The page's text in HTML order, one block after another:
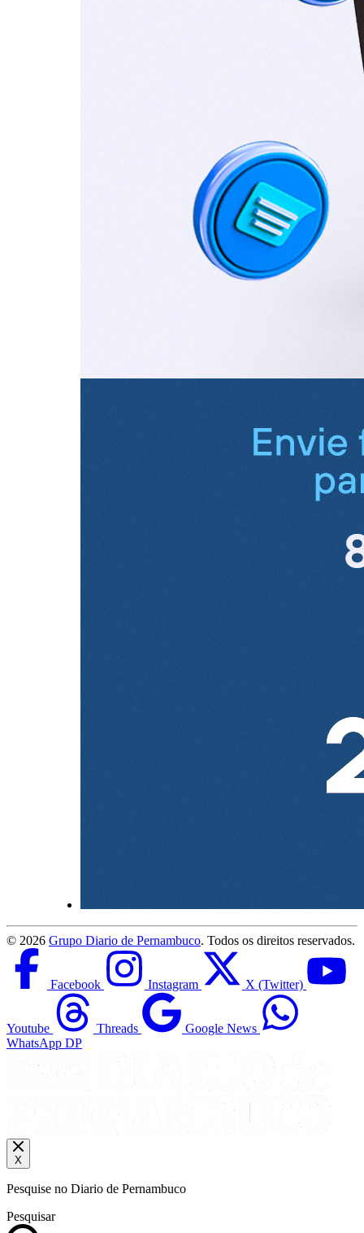
© 2026 Grupo Diario de Pernambuco. Todos os direitos reservados.
Facebook Instagram X (Twitter)
Youtube Threads
Google News
WhatsApp DP
X
Pesquise no Diario de Pernambuco
Pesquisar